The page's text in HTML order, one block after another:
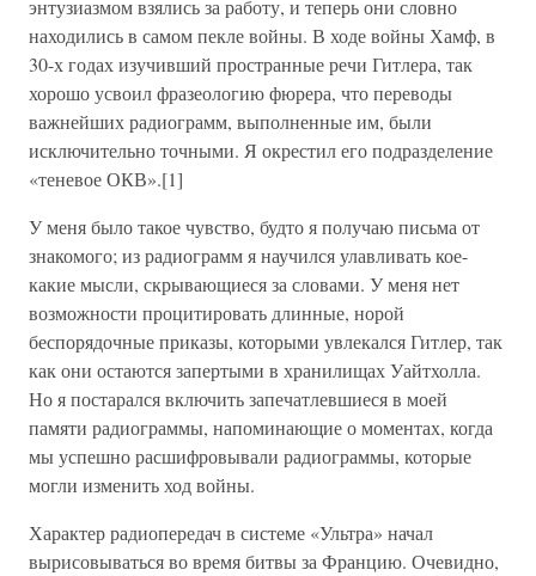
энтузиазмом взялись за работу, и теперь они словно
находились в самом пекле войны. В ходе войны Хамф, в
30-х годах изучивший пространные речи Гитлера, так
хорошо усвоил фразеологию фюрера, что переводы
важнейших радиограмм, выполненные им, были
исключительно точными. Я окрестил его подразделение
«теневое ОКВ».[1]
У меня было такое чувство, будто я получаю письма от
знакомого; из радиограмм я научился улавливать кое-
какие мысли, скрывающиеся за словами. У меня нет
возможности процитировать длинные, норой
беспорядочные приказы, которыми увлекался Гитлер, так
как они остаются запертыми в хранилищах Уайтхолла.
Но я постарался включить запечатлевшиеся в моей
памяти радиограммы, напоминающие о моментах, когда
мы успешно расшифровывали радиограммы, которые
могли изменить ход войны.
Характер радиопередач в системе «Ультра» начал
вырисовываться во время битвы за Францию. Очевидно,